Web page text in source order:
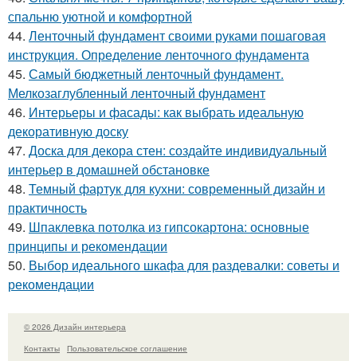
спальню уютной и комфортной
44. Ленточный фундамент своими руками пошаговая
инструкция. Определение ленточного фундамента
45. Самый бюджетный ленточный фундамент.
Мелкозаглубленный ленточный фундамент
46. Интерьеры и фасады: как выбрать идеальную
декоративную доску
47. Доска для декора стен: создайте индивидуальный
интерьер в домашней обстановке
48. Темный фартук для кухни: современный дизайн и
практичность
49. Шпаклевка потолка из гипсокартона: основные
принципы и рекомендации
50. Выбор идеального шкафа для раздевалки: советы и
рекомендации
© 2026 Дизайн интерьера
Контакты
Пользовательское соглашение